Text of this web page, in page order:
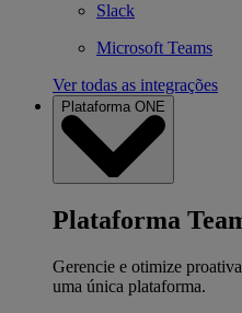
Slack
Microsoft Teams
Ver todas as integrações
Plataforma ONE
Plataforma
Gerencie e otimize
uma única plataforma.